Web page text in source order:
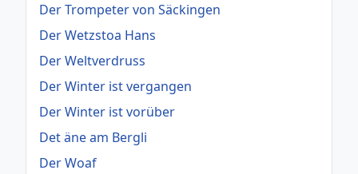
Der Trompeter von Säckingen
Der Wetzstoa Hans
Der Weltverdruss
Der Winter ist vergangen
Der Winter ist vorüber
Det äne am Bergli
Der Woaf